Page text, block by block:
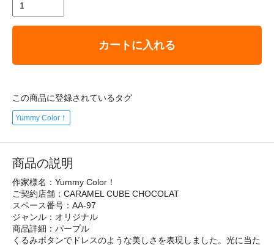
カートに入れる
この商品に登録されているタグ
Yummy Color！
商品の説明
作家様名：Yummy Color！
ご契約店舗：CARAMEL CUBE CHOCOLAT
スペース番号：AA-97
ジャンル：オリジナル
商品詳細：パープル
くるみボタンでドレスのような美しさを表現しました。光に当た